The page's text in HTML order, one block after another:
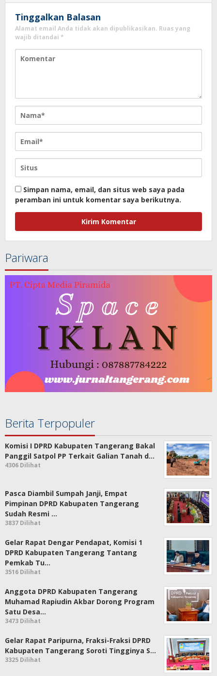
Tinggalkan Balasan
Alamat email Anda tidak akan dipublikasikan. Ruas yang
wajib ditandai *
Simpan nama, email, dan situs web saya pada
peramban ini untuk komentar saya berikutnya.
Pariwara
Berita Terpopuler
Komisi I DPRD Kabupaten Tangerang Bakal
Panggil Satpol PP Terkait Galian Tanah d…
4306 Dilihat
Pasca Diambil Sumpah Janji, Empat
Pimpinan DPRD Kabupaten Tangerang
Sudah Resmi …
3837 Dilihat
Gelar Rapat Dengar Pendapat, Komisi 1
DPRD Kabupaten Tangerang Tantang
Pemkab Tu…
3516 Dilihat
Anggota DPRD Kabupaten Tangerang
Muhamad Rapiudin Akbar Dorong Program
Satu Desa…
3473 Dilihat
Gelar Rapat Paripurna, Fraksi-Fraksi DPRD
Kabupaten Tangerang Soroti Tingginya S…
3325 Dilihat